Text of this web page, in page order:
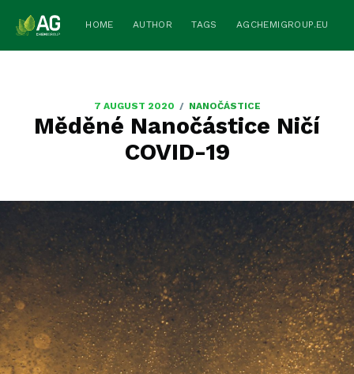
HOME AUTHOR TAGS AGCHEMIGROUP.EU
7 AUGUST 2020 / NANOČÁSTICE
Měděné Nanočástice Ničí
COVID-19